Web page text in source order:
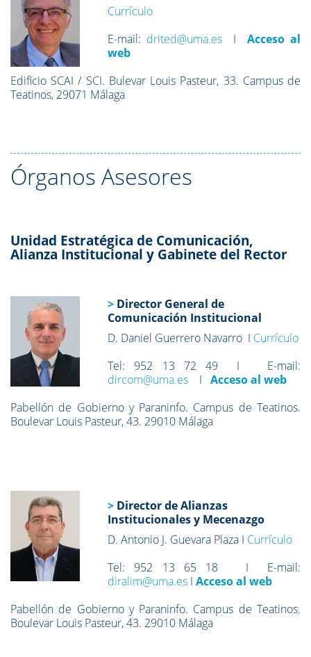
Currículo
E-mail: drited@uma.es I Acceso al
web
Edificio SCAI / SCI. Bulevar Louis Pasteur, 33. Campus de
Teatinos, 29071 Málaga
Órganos Asesores
Unidad Estratégica de Comunicación,
Alianza Institucional y Gabinete del Rector
> Director General de
Comunicación Institucional
D. Daniel Guerrero Navarro I Currículo
Tel: 952 13 72 49 I E-mail:
dircom@uma.es I Acceso al web
Pabellón de Gobierno y Paraninfo. Campus de Teatinos.
Boulevar Louis Pasteur, 43. 29010 Málaga
> Director de Alianzas
Institucionales y Mecenazgo
D. Antonio J. Guevara Plaza I Currículo
Tel: 952 13 65 18 I E-mail:
diralim@uma.es I Acceso al web
Pabellón de Gobierno y Paraninfo. Campus de Teatinos.
Boulevar Louis Pasteur, 43. 29010 Málaga